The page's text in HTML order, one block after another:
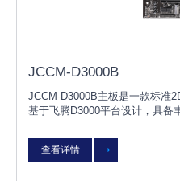
JCCM-D3000B
JCCM-D3000B主板是一款标准
基于飞腾D3000平台设计，具备
系统，适用于党政、金融、能源
查看详情